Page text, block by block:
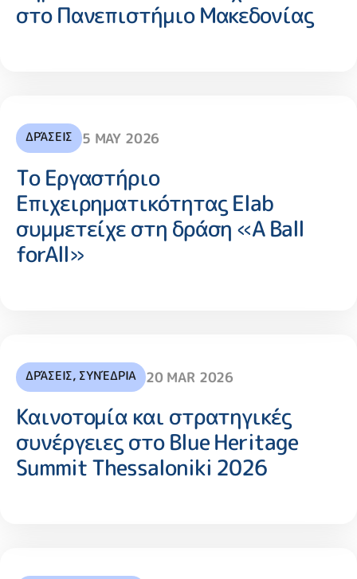
στο Πανεπιστήμιο Μακεδονίας
ΔΡΆΣΕΙΣ 5 MAY 2026
Το Εργαστήριο
Επιχειρηματικότητας Elab
συμμετείχε στη δράση «A Ball
forAll»
ΔΡΆΣΕΙΣ, ΣΥΝΈΔΡΙΑ 20 MAR 2026
Καινοτομία και στρατηγικές
συνέργειες στο Blue Heritage
Summit Thessaloniki 2026